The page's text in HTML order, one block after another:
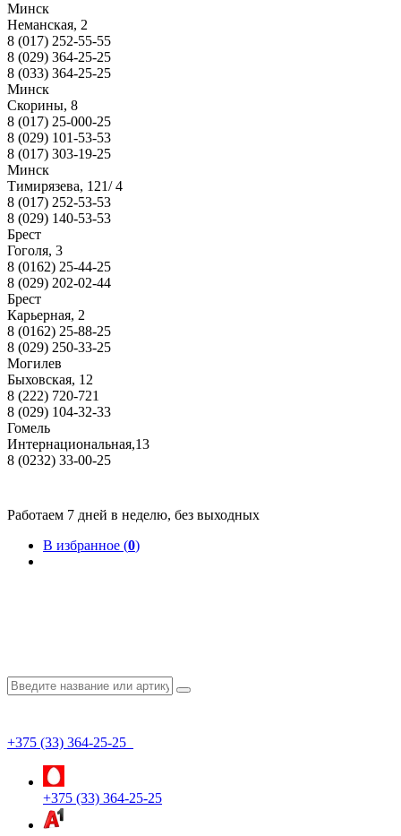
Минск
Неманская, 2
8 (017) 252-55-55
8 (029) 364-25-25
8 (033) 364-25-25
Минск
Скорины, 8
8 (017) 25-000-25
8 (029) 101-53-53
8 (017) 303-19-25
Минск
Тимирязева, 121/ 4
8 (017) 252-53-53
8 (029) 140-53-53
Брест
Гоголя, 3
8 (0162) 25-44-25
8 (029) 202-02-44
Брест
Карьерная, 2
8 (0162) 25-88-25
8 (029) 250-33-25
Могилев
Быховская, 12
8 (222) 720-721
8 (029) 104-32-33
Гомель
Интернациональная,13
8 (0232) 33-00-25
Работаем 7 дней в неделю, без выходных
В избранное (0)
+375 (33) 364-25-25
+375 (33) 364-25-25